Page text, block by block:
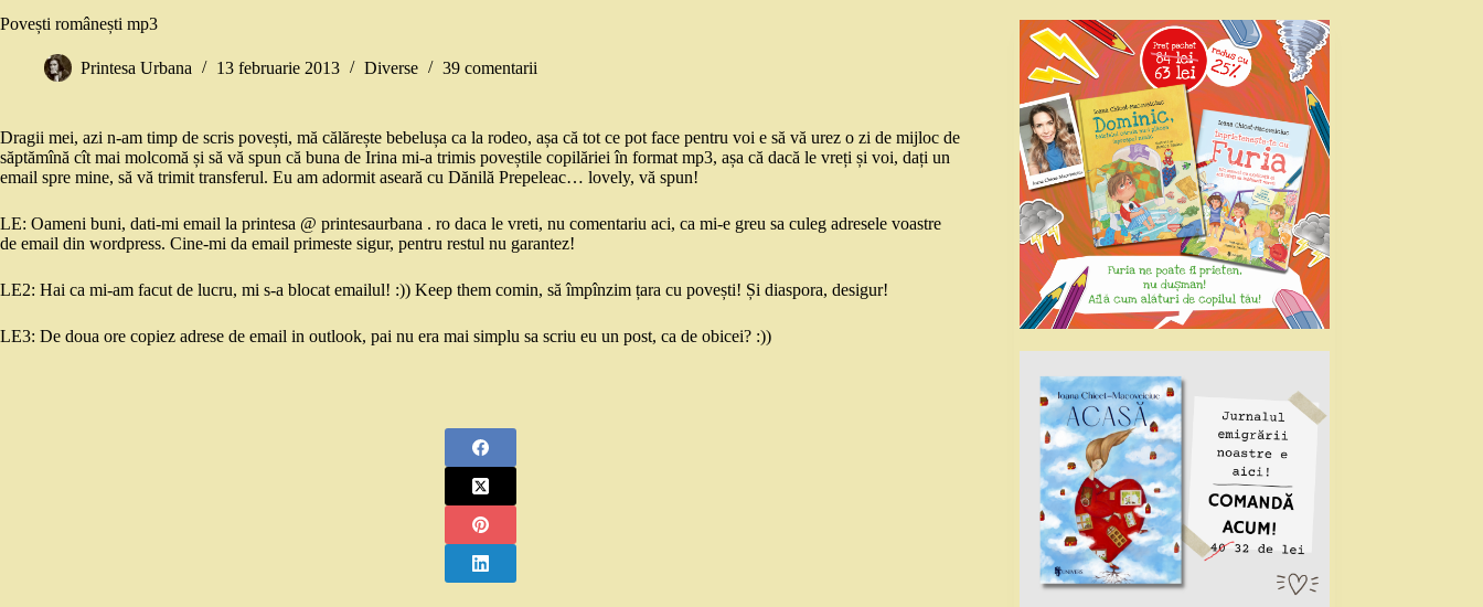
Povești românești mp3
Printesa Urbana 13 februarie 2013 Diverse 39 comentarii
Dragii mei, azi n-am timp de scris povești, mă călărește bebelușa ca la rodeo, așa că tot ce pot face pentru voi e să vă urez o zi de mijloc de
săptămînă cît mai molcomă și să vă spun că buna de Irina mi-a trimis poveștile copilăriei în format mp3, așa că dacă le vreți și voi, dați un
email spre mine, să vă trimit transferul. Eu am adormit aseară cu Dănilă Prepeleac… lovely, vă spun!
LE: Oameni buni, dati-mi email la printesa @ printesaurbana . ro daca le vreti, nu comentariu aci, ca mi-e greu sa culeg adresele voastre
de email din wordpress. Cine-mi da email primeste sigur, pentru restul nu garantez!
LE2: Hai ca mi-am facut de lucru, mi s-a blocat emailul! :)) Keep them comin, să împînzim țara cu povești! Și diaspora, desigur!
LE3: De doua ore copiez adrese de email in outlook, pai nu era mai simplu sa scriu eu un post, ca de obicei? :))